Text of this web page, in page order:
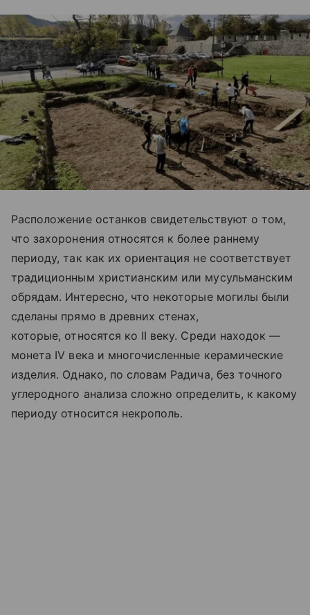
Расположение останков свидетельствуют о том,
что захоронения относятся к более раннему
периоду, так как их ориентация не соответствует
традиционным христианским или мусульманским
обрядам. Интересно, что некоторые могилы были
сделаны прямо в древних стенах,
которые, относятся ко II веку. Среди находок —
монета IV века и многочисленные керамические
изделия. Однако, по словам Радича, без точного
углеродного анализа сложно определить, к какому
периоду относится некрополь.